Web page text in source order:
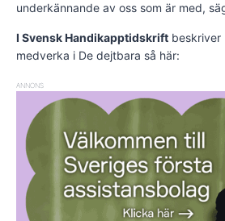
underkännande av oss som är med,
I Svensk Handikapptidskrift beskriver
medverka i De dejtbara så här:
ANNONS